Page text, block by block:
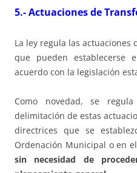
5.- Actuaciones de
La ley regula las
que pueden establecerse
acuerdo con la legislación
Como novedad, se
delimitación de estas
directrices que se
Ordenación Municipal o en
sin necesidad de